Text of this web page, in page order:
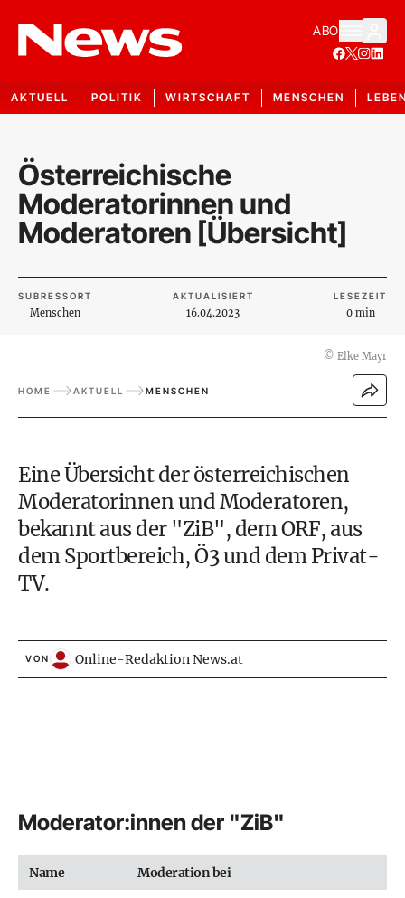
ABO
AKTUELL POLITIK WIRTSCHAFT MENSCHEN
Österreichische
Moderatorinnen und
Moderatoren [Übersicht]
SUBRESSORT
Menschen
AKTUALISIERT
16.04.2023
LESEZEIT
0 min
© Elke Mayr
HOME AKTUELL MENSCHEN
Eine Übersicht der österreichischen
Moderatorinnen und Moderatoren,
bekannt aus der "ZiB", dem ORF, aus
dem Sportbereich, Ö3 und dem Privat-
TV.
VON Online-Redaktion News.at
Moderator:innen der "ZiB"
Name Moderation bei